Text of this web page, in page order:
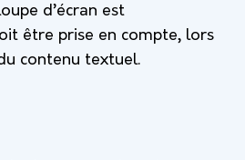
d’écran est
être prise en compte, lors
contenu textuel.